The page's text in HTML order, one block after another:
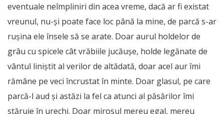
eventuale neîmpliniri din acea vreme, dacă ar fi existat
vreunul, nu-și poate face loc până la mine, de parcă s-ar
rușina ele însele să se arate. Doar aurul holdelor de
grâu cu spicele cât vrăbiile jucăușe, holde legănate de
vântul liniștit al verilor de altădată, doar acel aur îmi
rămâne pe veci încrustat în minte. Doar glasul, pe care
parcă-l aud și astăzi la fel ca atunci al păsărilor îmi
stăruie în urechi. Doar mirosul mereu egal, mereu